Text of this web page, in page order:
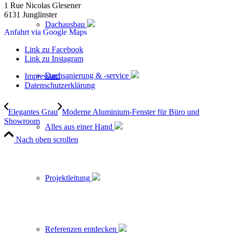
Dachausbau
Dachsanierung & -service
Alles aus einer Hand
Projektleitung
Referenzen entdecken
1 Rue Nicolas Glesener
6131 Junglinster
Anfahrt via Google Maps
Link zu Facebook
Link zu Instagram
Impressum
Datenschutzerklärung
Elegantes Grau Moderne Aluminium-Fenster für Büro und
Showroom
Nach oben scrollen